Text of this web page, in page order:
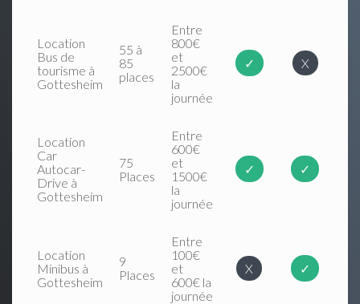
Location
Bus de
tourisme à
Gottesheim
55 à
85
places
Entre
800€
et
2500€
la
journée
✓ X
Location
Car
Autocar-
Drive à
Gottesheim
75
Places
Entre
600€
et
1500€
la
journée
✓ ✓
Location
Minibus à
Gottesheim
9
Places
Entre
100€
et
600€ la
journée
X ✓